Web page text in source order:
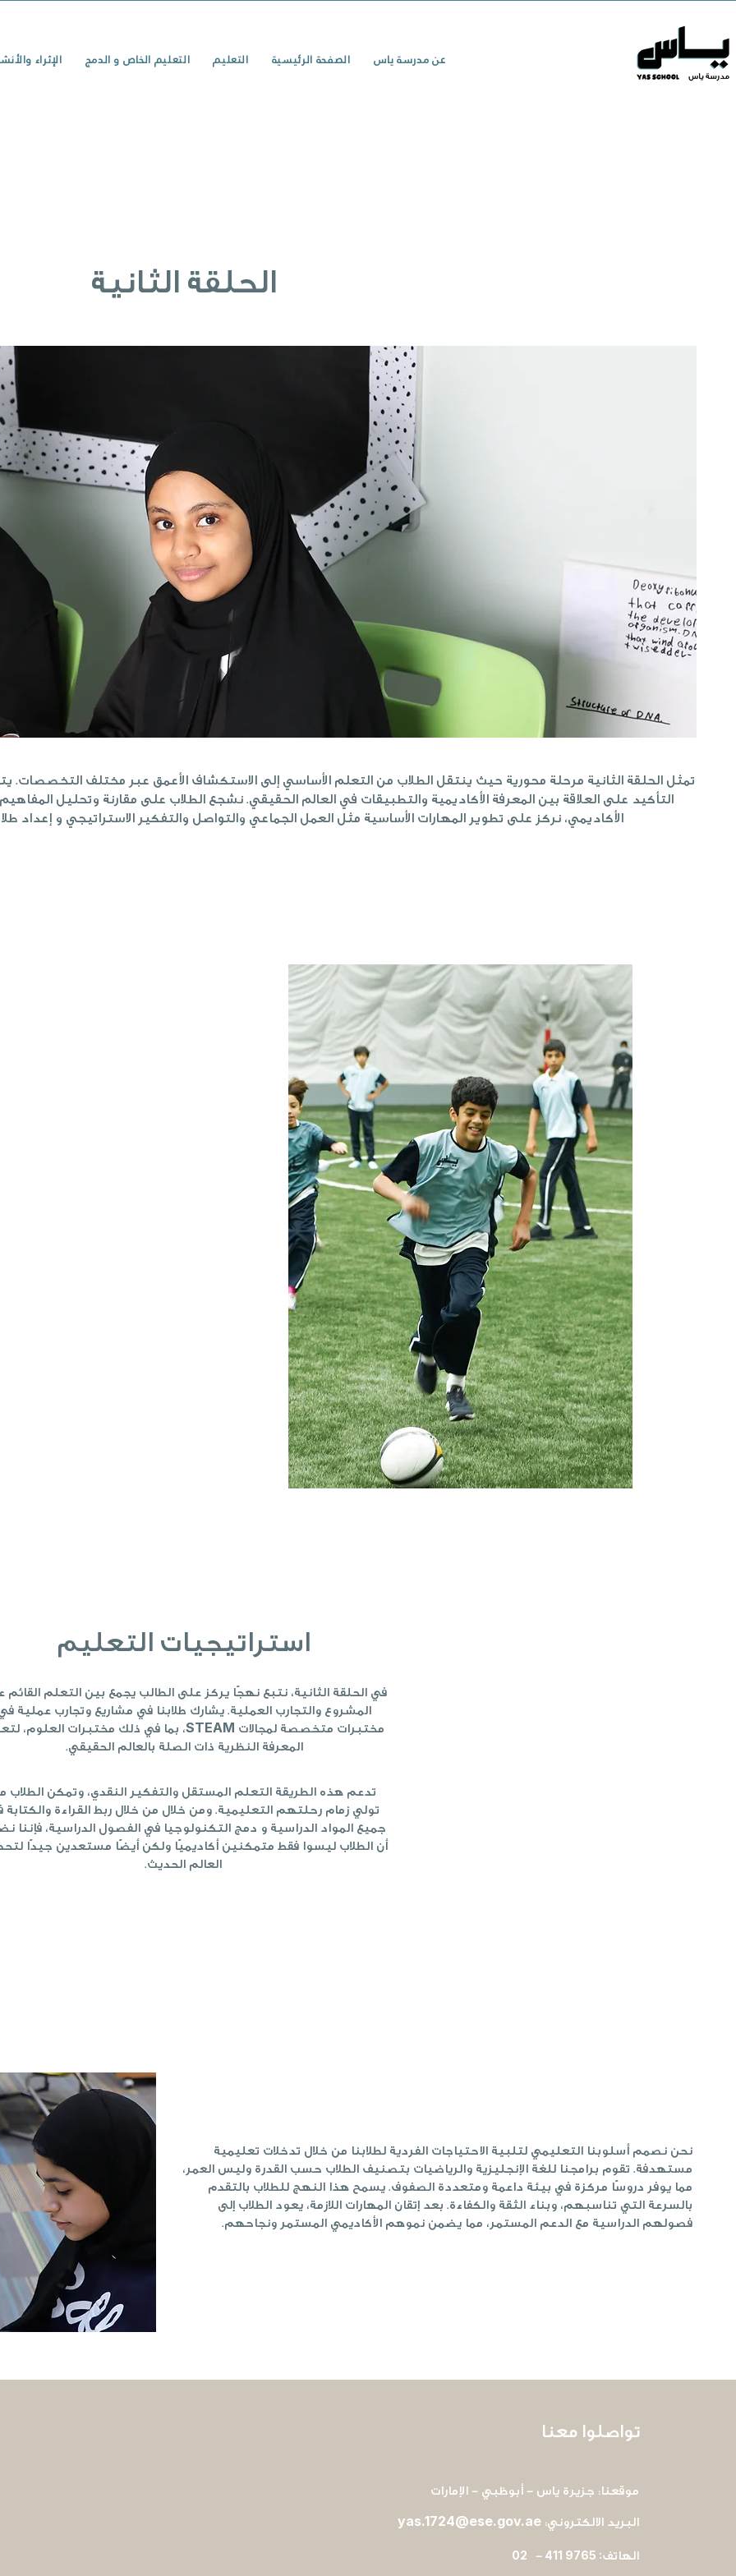
الإثراء التعليم الخاص و الدمج التعليم الصفحة الرئيسية عن مدرسة ياس
الحلقة الثانية
تمثل الحلقة الثانية مرحلة محورية حيث ينتقل الطلاب من التعلم الأساسي إلى الاستكشاف الأعمق عبر مختلف التخصصات.
التأكيد على العلاقة بين المعرفة الأكاديمية والتطبيقات في العالم الحقيقي. نشجع الطلاب على مقارنة وتحليل
الأكاديمي، نركز على تطوير المهارات الأساسية مثل العمل الجماعي والتواصل والتفكير الاستراتيجي و إعداد
استراتيجيات التعليم
في الحلقة الثانية، نتبع نهجًا يركز على الطالب يجمع بين التعلم القائم
المشروع والتجارب العملية. يشارك طلابنا في مشاريع وتجارب عملية
مختبرات متخصصة لمجالات STEAM، بما في ذلك مختبرات العلوم،
المعرفة النظرية ذات الصلة بالعالم الحقيقي.
تدعم هذه الطريقة التعلم المستقل والتفكير النقدي، وتمكن الطلاب
تولي زمام رحلتهم التعليمية. ومن خلال من خلال ربط القراءة والكتابة
جميع المواد الدراسية و دمج التكنولوجيا في الفصول الدراسية، فإننا
أن الطلاب ليسوا فقط متمكنين أكاديميًا ولكن أيضًا مستعدين جيدًا
العالم الحديث.
نحن نصمم أسلوبنا التعليمي لتلبية الاحتياجات الفردية لطلابنا من خلال تدخلات تعليمية
مستهدفة. تقوم برامجنا للغة الإنجليزية والرياضيات بتصنيف الطلاب حسب القدرة وليس العمر،
مما يوفر دروسًا مركزة في بيئة داعمة ومتعددة الصفوف. يسمح هذا النهج للطلاب بالتقدم
بالسرعة التي تناسبهم، وبناء الثقة والكفاءة. بعد إتقان المهارات اللازمة، يعود الطلاب إلى
فصولهم الدراسية مع الدعم المستمر، مما يضمن نموهم الأكاديمي المستمر ونجاحهم.
تواصلوا معنا
موقعنا: جزيرة ياس - أبوظبي - الإمارات
البريد الالكتروني: yas.1724@ese.gov.ae
02 - 411 9765 :الهاتف